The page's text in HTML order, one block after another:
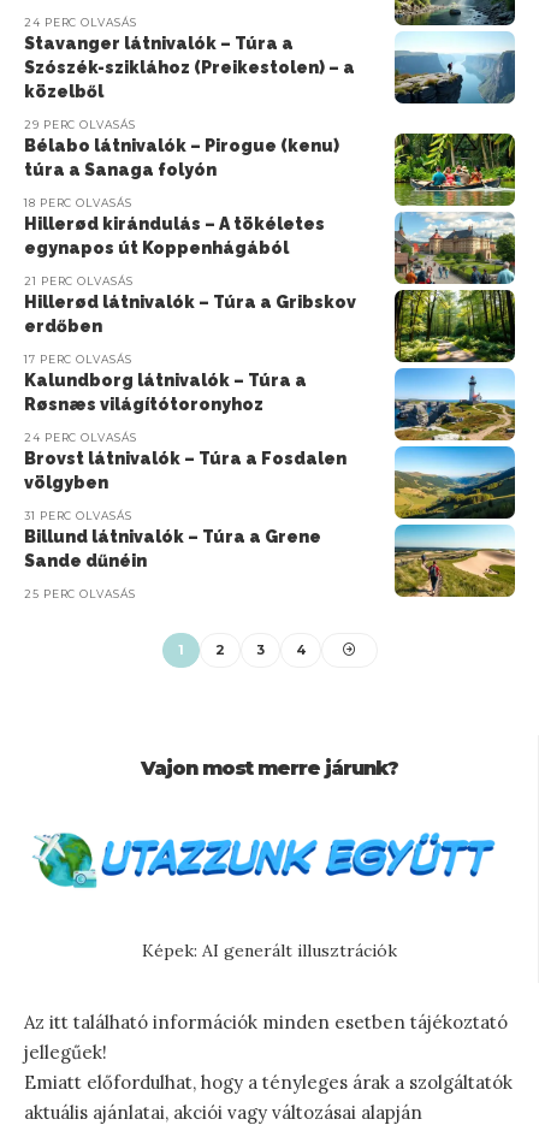
24 PERC OLVASÁS
Stavanger látnivalók – Túra a
Szószék-sziklához (Preikestolen) – a
közelből
29 PERC OLVASÁS
Bélabo látnivalók – Pirogue (kenu)
túra a Sanaga folyón
18 PERC OLVASÁS
Hillerød kirándulás – A tökéletes
egynapos út Koppenhágából
21 PERC OLVASÁS
Hillerød látnivalók – Túra a Gribskov
erdőben
17 PERC OLVASÁS
Kalundborg látnivalók – Túra a
Røsnæs világítótoronyhoz
24 PERC OLVASÁS
Brovst látnivalók – Túra a Fosdalen
völgyben
31 PERC OLVASÁS
Billund látnivalók – Túra a Grene
Sande dűnéin
25 PERC OLVASÁS
1 2 3 4
Vajon most merre járunk?
Képek: AI generált illusztrációk
Az itt található információk minden esetben tájékoztató
jellegűek!
Emiatt előfordulhat, hogy a tényleges árak a szolgáltatók
aktuális ajánlatai, akciói vagy változásai alapján